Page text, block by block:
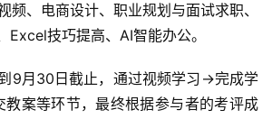
频、电商设计、职业规划与面试求职、
Excel技巧提高、AI智能办公。
9月30日截止，通过视频学习→完成学
案等环节，最终根据参与者的考评成